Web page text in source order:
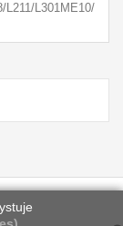
L211/L301ME10/